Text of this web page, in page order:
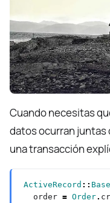
Cuando necesitas
datos ocurran juntas
una transacción
ActiveRecord :: Base
  order
= Order.